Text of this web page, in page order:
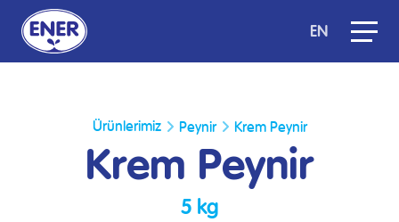
EN
Ürünlerimiz Peynir Krem Peynir
Krem Peynir
5 kg